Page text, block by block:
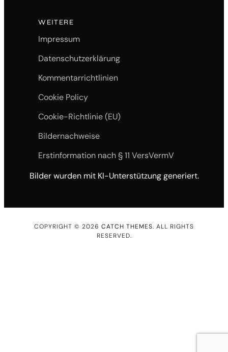
WEITERE
Impressum
Datenschutzerklärung
Kommentarrichtlinien
Cookie Policy
Cookie-Richtlinie (EU)
Bildernachweise
Erstinformation nach § 11 VersVermV
Bilder wurden mit KI-Unterstützung generiert.
COPYRIGHT © 2026 CATCH THEMES. ALL RIGHTS
RESERVED.